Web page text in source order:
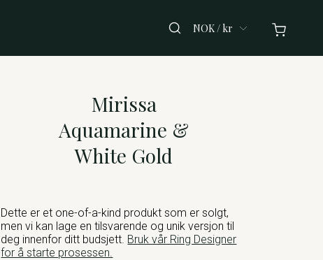
NOK / kr
Mirissa
Aquamarine &
White Gold
Dette er et one-of-a-kind produkt som er solgt,
men vi kan lage en tilsvarende og unik versjon til
deg innenfor ditt budsjett. Bruk vår Ring Designer
for å starte prosessen.